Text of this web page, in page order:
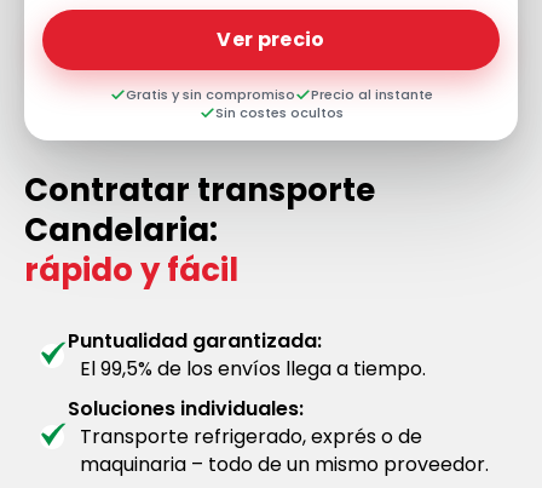
Ver precio
Gratis y sin compromiso
Precio al instante
Sin costes ocultos
Contratar transporte
Candelaria:
rápido y fácil
Puntualidad garantizada:
El 99,5% de los envíos llega a tiempo.
Soluciones individuales:
Transporte refrigerado, exprés o de
maquinaria – todo de un mismo proveedor.